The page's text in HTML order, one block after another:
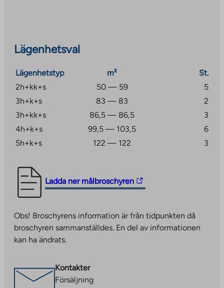
Lägenhetsval
Lägenhetstyp m²
St.
2h+kk+s
50 — 59
5
3h+k+s
83 — 83
2
3h+kk+s
86,5 — 86,5
3
4h+k+s
99,5 — 103,5
6
5h+k+s
122 — 122 3
Ladda ner målbroschyren
The
link
you
to
an
site.
Link
Obs! Broschyrens information är från tidpunkten då
broschyren sammanställdes. En del av informationen
kan ha ändrats.
Kontakter
Försäljning